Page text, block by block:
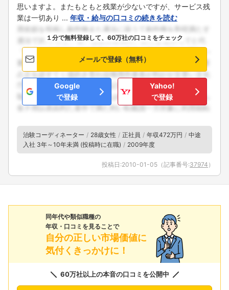
思いますよ。またもともと残業が少ないですが、サービス残
業は一切あり ... 年収・給与の口コミの続きを読む
１分で無料登録して、60万社の口コミをチェック
メールで登録（無料）
Google
で登録
Yahoo!
で登録
治験コーディネーター 28歳女性 正社員 年収472万円
中途
入社 3年～10年未満 (投稿時に在職)
2009年度
投稿日:2010-01-05 （記事番号:37974 ）
同年代や類似職種の
年収・口コミを見ることで
自分の正しい市場価値に
気付くきっかけに！
60万社以上の本音の口コミを公開中